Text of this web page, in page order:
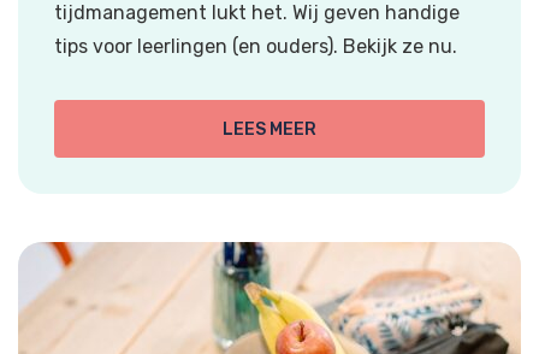
tijdmanagement lukt het. Wij geven handige
tips voor leerlingen (en ouders). Bekijk ze nu.
LEES MEER